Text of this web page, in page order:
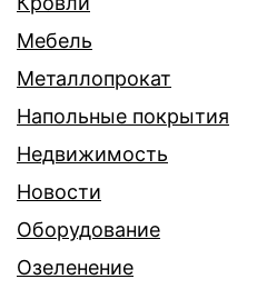
Мебель
Металлопрокат
Напольные покрытия
Недвижимость
Новости
Оборудование
Озеленение